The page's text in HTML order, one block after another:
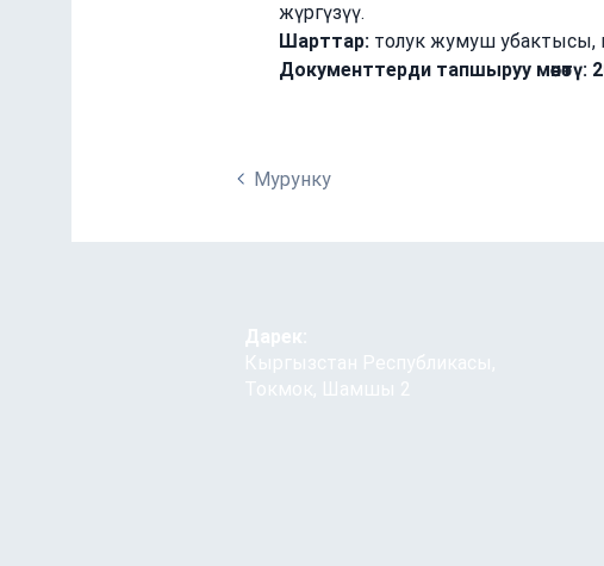
жүргүзүү.
Шарттар: толук жумуш
Документтерди тапшыруу мөөнөтү:
Мурунку
Дарек:
Кыргызстан Республикасы,
Токмок, Шамшы 2